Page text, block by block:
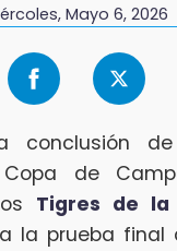
Mayo 6, 2026
conclusión
de
Tigres de la
la prueba final